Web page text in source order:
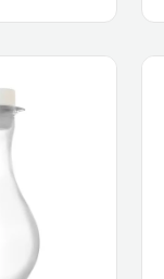
:Verre
est
acceptable
plus